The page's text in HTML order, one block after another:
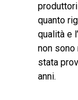
quanto
qualità e
non sono
stata
anni.